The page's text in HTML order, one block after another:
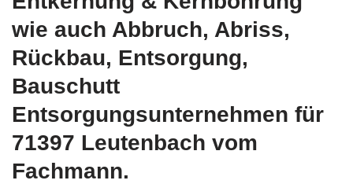
wie auch Abbruch, Abriss,
Rückbau, Entsorgung,
Bauschutt
Entsorgungsunternehmen für
71397 Leutenbach vom
Fachmann.